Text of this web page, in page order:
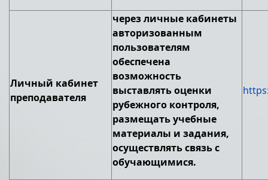
Личный кабинет
преподавателя
через личные кабинеты
авторизованным
пользователям
обеспечена
возможность
выставлять оценки
рубежного контроля,
размещать учебные
материалы и задания,
осуществлять связь с
обучающимися.